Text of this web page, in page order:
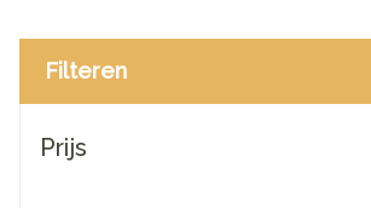
Filteren
Prijs